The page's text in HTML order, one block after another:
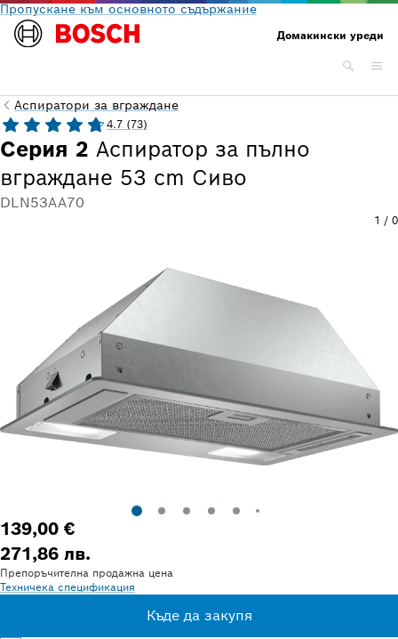
Пропускане към основното съдържание
Домакински уреди
Аспиратори за вграждане
Серия 2 Аспиратор за пълно
вграждане 53 cm Сиво
DLN53AA70
4.7 (73)
1 / 0
139,00 €
271,86 лв.
Препоръчителна продажна цена
Техничека спецификация
Къде да закупя